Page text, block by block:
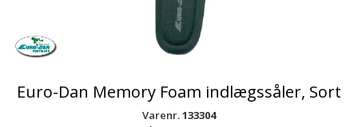
Euro-Dan Memory Foam indlægssåler, Sort
Varenr.133304